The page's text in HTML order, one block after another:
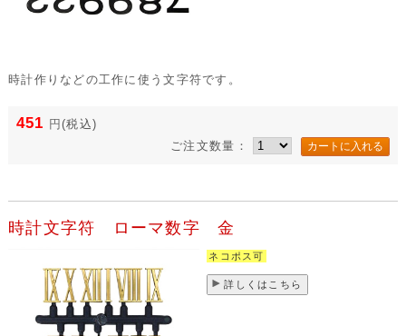
時計作りなどの工作に使う文字符です。
451 円 (税込)
ご注文数量：
時計文字符 ローマ数字 金
ネコポス可
詳しくはこちら